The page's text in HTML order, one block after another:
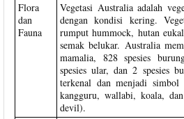
Flora
dan
Fauna
Vegetasi Australia adalah
dengan kondisi kering.
rumput hummock, hutan
semak belukar. Australia
mamalia, 828 spesies
spesies ular, dan 2 spesies
terkenal dan menjadi
kangguru, wallabi, koala,
devil).